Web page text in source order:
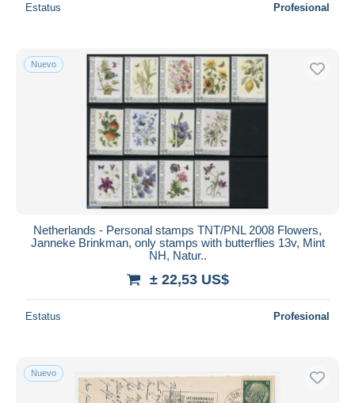
Estatus Profesional
Nuevo
Netherlands - Personal stamps TNT/PNL 2008 Flowers,
Janneke Brinkman, only stamps with butterflies 13v, Mint
NH, Natur..
± 22,53 US$
Estatus Profesional
Nuevo